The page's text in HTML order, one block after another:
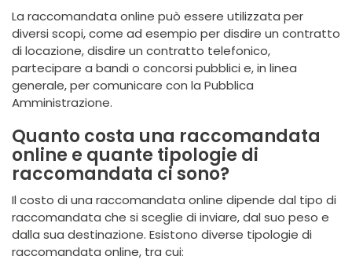
La raccomandata online può essere utilizzata per
diversi scopi, come ad esempio per disdire un contratto
di locazione, disdire un contratto telefonico,
partecipare a bandi o concorsi pubblici e, in linea
generale, per comunicare con la Pubblica
Amministrazione.
Quanto costa una raccomandata
online e quante tipologie di
raccomandata ci sono?
Il costo di una raccomandata online dipende dal tipo di
raccomandata che si sceglie di inviare, dal suo peso e
dalla sua destinazione. Esistono diverse tipologie di
raccomandata online, tra cui: